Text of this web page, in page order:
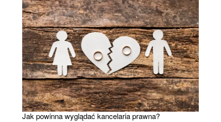
Jak powinna wyglądać kancelaria prawna?